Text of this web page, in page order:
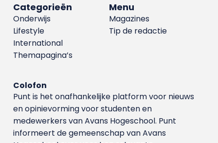
Menu
Magazines
Tip de redactie
Categorieën
Onderwijs
Lifestyle
International
Themapagina’s
Colofon
Punt is het onafhankelijke platform voor nieuws
en opinievorming voor studenten en
medewerkers van Avans Hoge­school. Punt
informeert de gemeenschap van Avans